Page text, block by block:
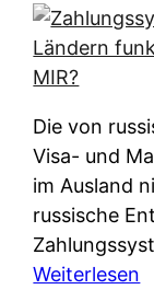
l
t
n
a
t
i
v
e
Die von
Visa- und
im Ausland
russische
Weiterlesen